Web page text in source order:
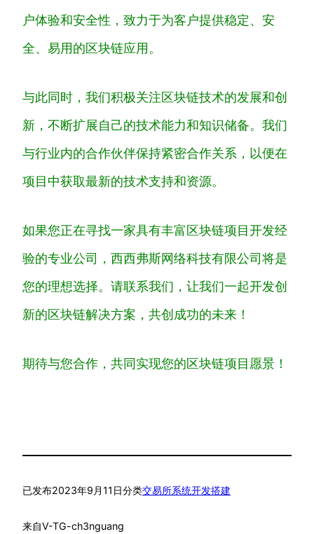
户体验和安全性，致力于为客户提供稳定、安
全、易用的区块链应用。
与此同时，我们积极关注区块链技术的发展和创
新，不断扩展自己的技术能力和知识储备。我们
与行业内的合作伙伴保持紧密合作关系，以便在
项目中获取最新的技术支持和资源。
如果您正在寻找一家具有丰富区块链项目开发经
验的专业公司，西西弗斯网络科技有限公司将是
您的理想选择。请联系我们，让我们一起开发创
新的区块链解决方案，共创成功的未来！
期待与您合作，共同实现您的区块链项目愿景！
已发布2023年9月11日分类交易所系统开发搭建
来自V-TG-ch3nguang